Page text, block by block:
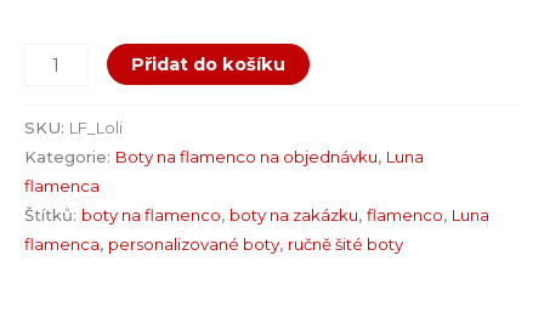
Přidat do košíku
SKU: LF_Loli
Kategorie: Boty na flamenco na objednávku, Luna
flamenca
Štítků: boty na flamenco, boty na zakázku, flamenco, Luna
flamenca, personalizované boty, ručně šité boty